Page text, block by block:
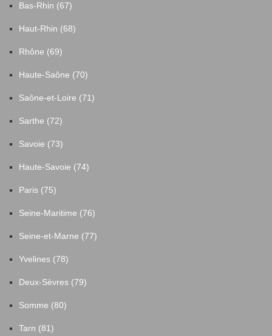
Bas-Rhin (67)
Haut-Rhin (68)
Rhône (69)
Haute-Saône (70)
Saône-et-Loire (71)
Sarthe (72)
Savoie (73)
Haute-Savoie (74)
Paris (75)
Seine-Maritime (76)
Seine-et-Marne (77)
Yvelines (78)
Deux-Sèvres (79)
Somme (80)
Tarn (81)